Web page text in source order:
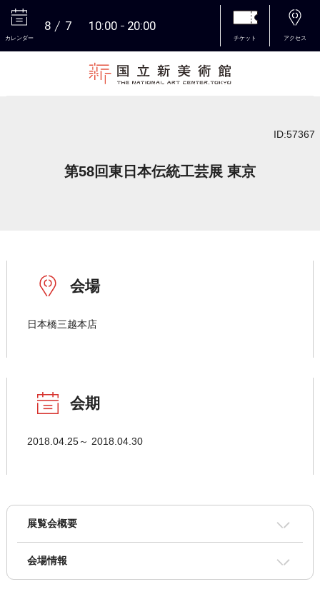
カレンダー
8 7 10:00 20:00
チケット アクセス
ID:57367
第58回東日本伝統工芸展 東京
会場
日本橋三越本店
会期
2018.04.25～ 2018.04.30
展覧会概要
会場情報